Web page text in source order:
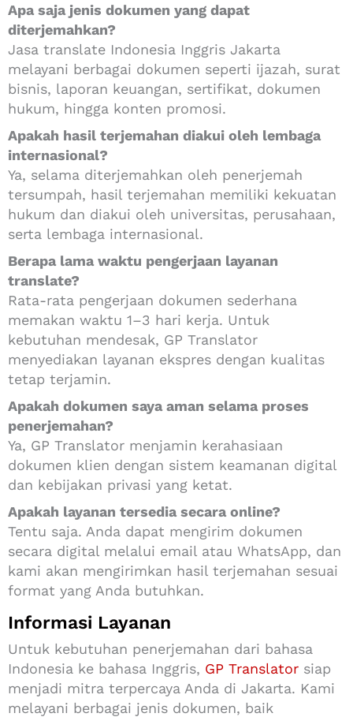
Apa saja jenis dokumen yang dapat
diterjemahkan?
Jasa translate Indonesia Inggris Jakarta
melayani berbagai dokumen seperti ijazah, surat
bisnis, laporan keuangan, sertifikat, dokumen
hukum, hingga konten promosi.
Apakah hasil terjemahan diakui oleh lembaga
internasional?
Ya, selama diterjemahkan oleh penerjemah
tersumpah, hasil terjemahan memiliki kekuatan
hukum dan diakui oleh universitas, perusahaan,
serta lembaga internasional.
Berapa lama waktu pengerjaan layanan
translate?
Rata-rata pengerjaan dokumen sederhana
memakan waktu 1–3 hari kerja. Untuk
kebutuhan mendesak, GP Translator
menyediakan layanan ekspres dengan kualitas
tetap terjamin.
Apakah dokumen saya aman selama proses
penerjemahan?
Ya, GP Translator menjamin kerahasiaan
dokumen klien dengan sistem keamanan digital
dan kebijakan privasi yang ketat.
Apakah layanan tersedia secara online?
Tentu saja. Anda dapat mengirim dokumen
secara digital melalui email atau WhatsApp, dan
kami akan mengirimkan hasil terjemahan sesuai
format yang Anda butuhkan.
Informasi Layanan
Untuk kebutuhan penerjemahan dari bahasa
Indonesia ke bahasa Inggris, GP Translator siap
menjadi mitra terpercaya Anda di Jakarta. Kami
melayani berbagai jenis dokumen, baik